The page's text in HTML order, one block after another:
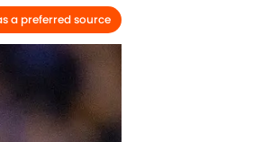
a preferred source